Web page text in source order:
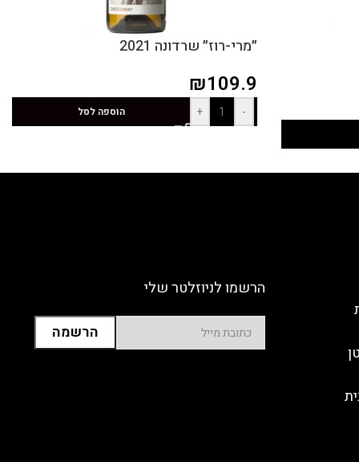
״מרי-רוז״ שרדונה 2021
₪109.9
-
+ הוספה לסל
הרשמו לניוזלטר שלי